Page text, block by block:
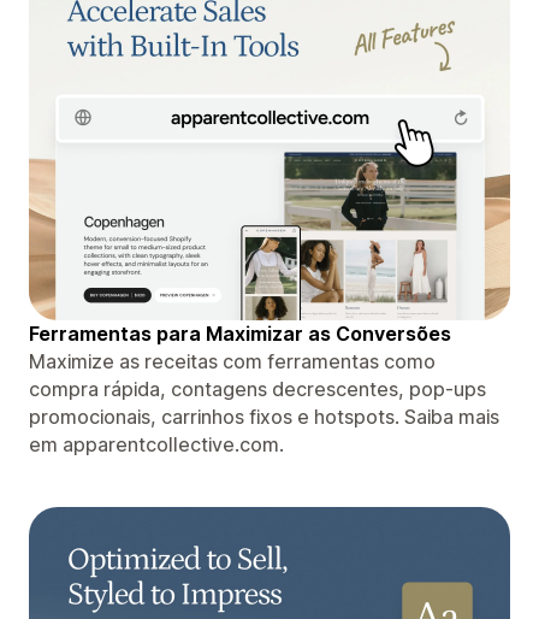
Ferramentas para Maximizar as Conversões
Maximize as receitas com ferramentas como
compra rápida, contagens decrescentes, pop-ups
promocionais, carrinhos fixos e hotspots. Saiba mais
em apparentcollective.com.